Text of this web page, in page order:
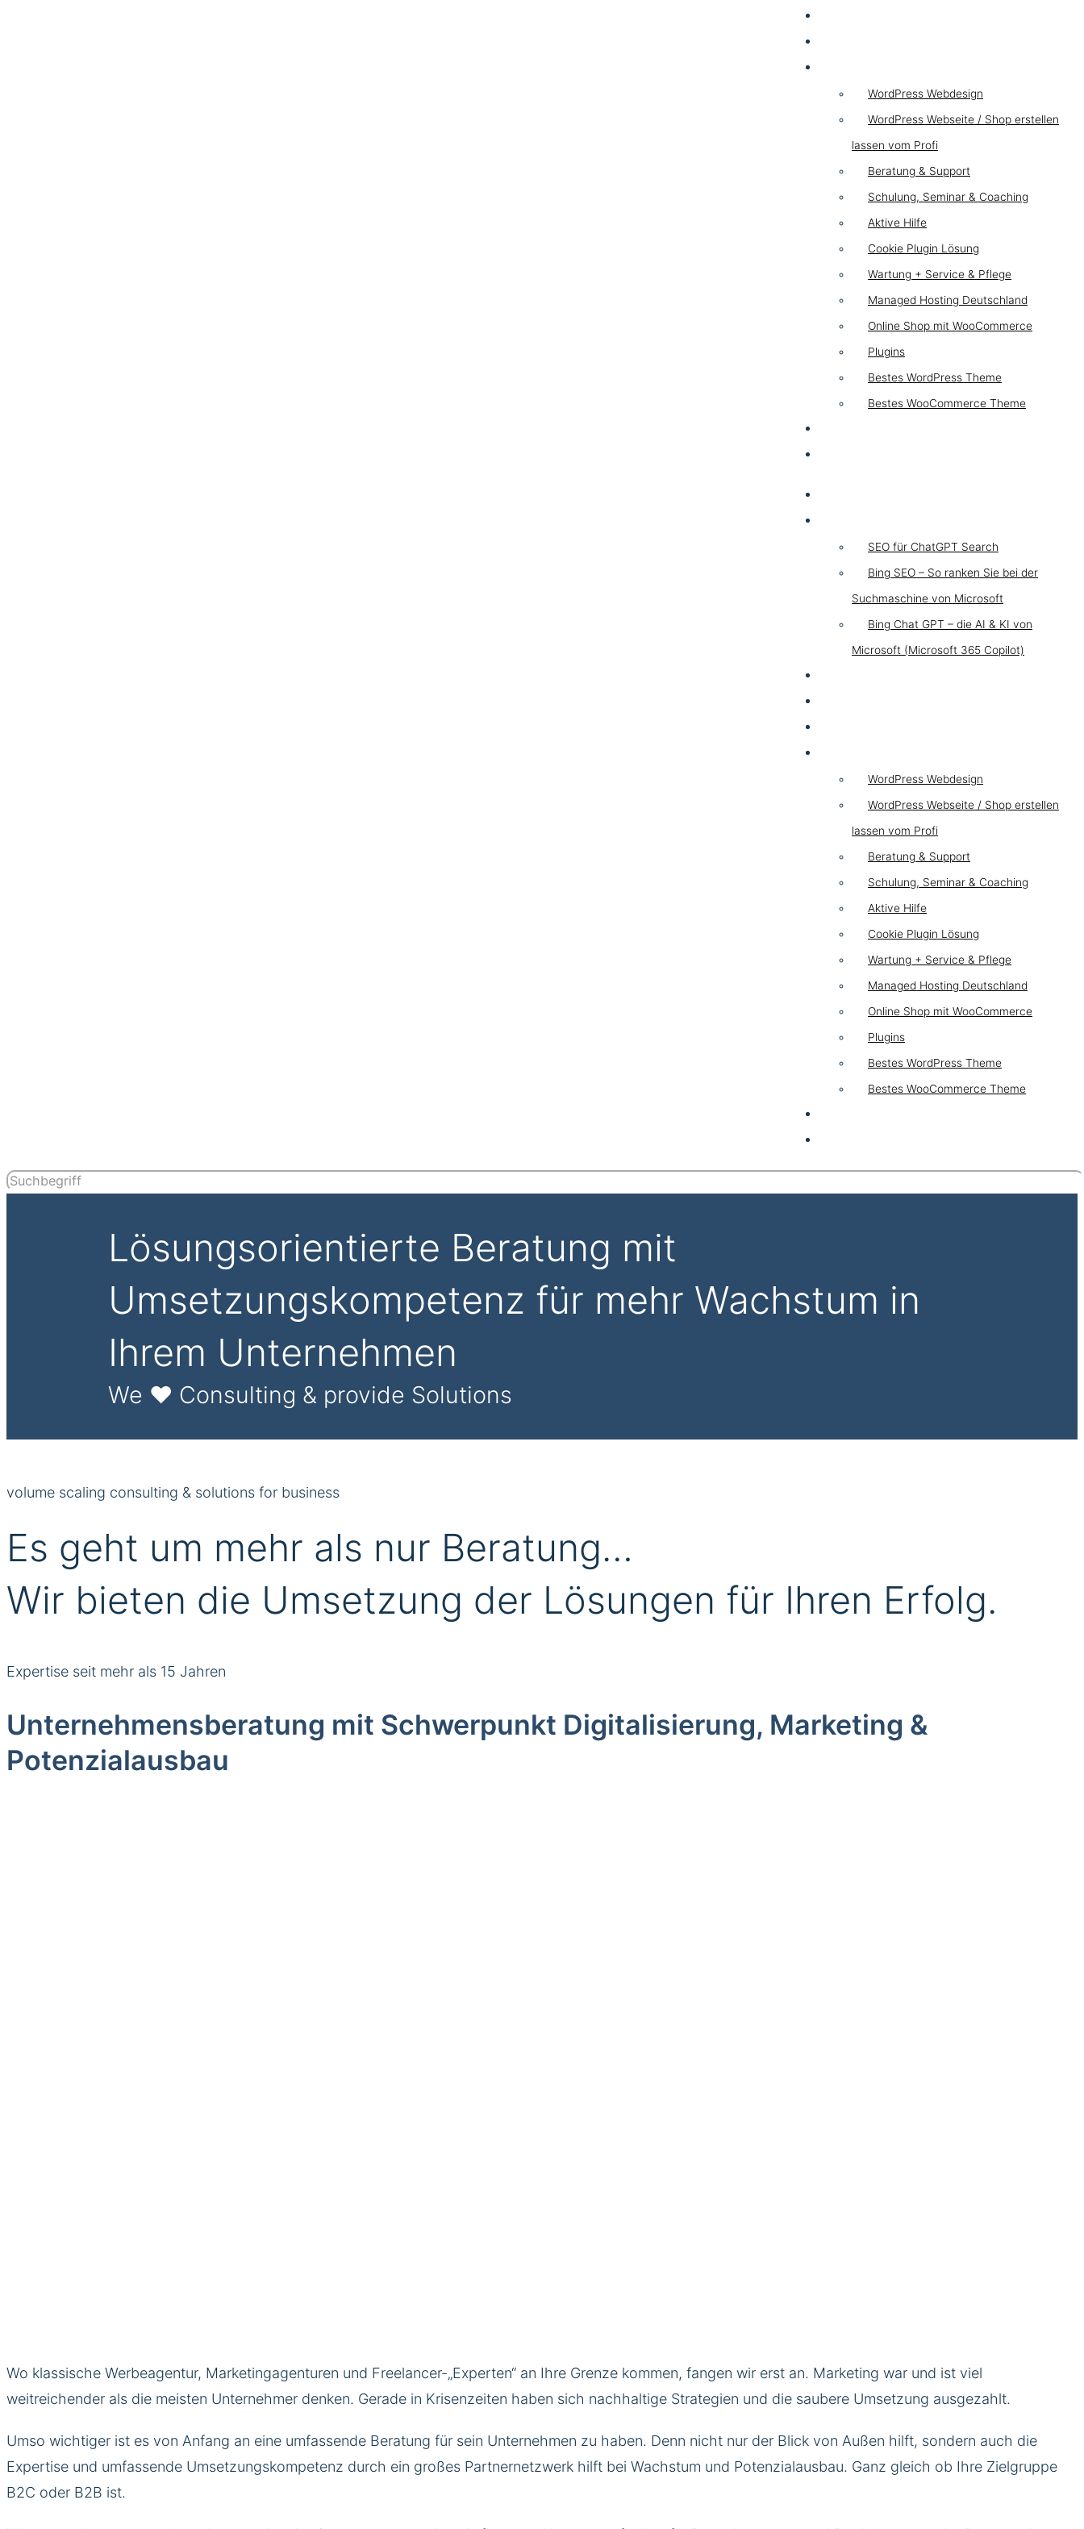
WordPress Webdesign
WordPress Webseite / Shop erstellen
lassen vom Profi
Beratung & Support
Schulung, Seminar & Coaching
Aktive Hilfe
Cookie Plugin Lösung
Wartung + Service & Pflege
Managed Hosting Deutschland
Online Shop mit WooCommerce
Plugins
Bestes WordPress Theme
Bestes WooCommerce Theme
SEO für ChatGPT Search
Bing SEO – So ranken Sie bei der
Suchmaschine von Microsoft
Bing Chat GPT – die AI & KI von
Microsoft (Microsoft 365 Copilot)
WordPress Webdesign
WordPress Webseite / Shop erstellen
lassen vom Profi
Beratung & Support
Schulung, Seminar & Coaching
Aktive Hilfe
Cookie Plugin Lösung
Wartung + Service & Pflege
Managed Hosting Deutschland
Online Shop mit WooCommerce
Plugins
Bestes WordPress Theme
Bestes WooCommerce Theme
Lösungsorientierte Beratung mit
Umsetzungskompetenz für mehr Wachstum in
Ihrem Unternehmen
We ♥ Consulting & provide Solutions
volume scaling consulting & solutions for business
Es geht um mehr als nur Beratung…
Wir bieten die Umsetzung der Lösungen für Ihren Erfolg.
Expertise seit mehr als 15 Jahren
Unternehmensberatung mit Schwerpunkt Digitalisierung, Marketing &
Potenzialausbau
Wo klassische Werbeagentur, Marketingagenturen und Freelancer-„Experten“ an Ihre Grenze kommen, fangen wir erst an. Marketing war und ist viel
weitreichender als die meisten Unternehmer denken. Gerade in Krisenzeiten haben sich nachhaltige Strategien und die saubere Umsetzung ausgezahlt.
Umso wichtiger ist es von Anfang an eine umfassende Beratung für sein Unternehmen zu haben. Denn nicht nur der Blick von Außen hilft, sondern auch die
Expertise und umfassende Umsetzungskompetenz durch ein großes Partnernetzwerk hilft bei Wachstum und Potenzialausbau. Ganz gleich ob Ihre Zielgruppe
B2C oder B2B ist.